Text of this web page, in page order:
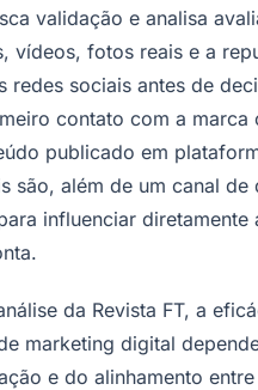
validação e analisa
vídeos, fotos reais e a
redes sociais antes de
contato com a marca
publicado em
são, além de um canal de
influenciar diretamente
da Revista FT, a
marketing digital
e do alinhamento